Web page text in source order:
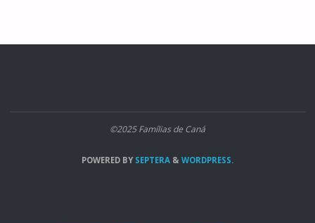
©2025 Famílias de Caná
POWERED BYSEPTERA & WORDPRESS.